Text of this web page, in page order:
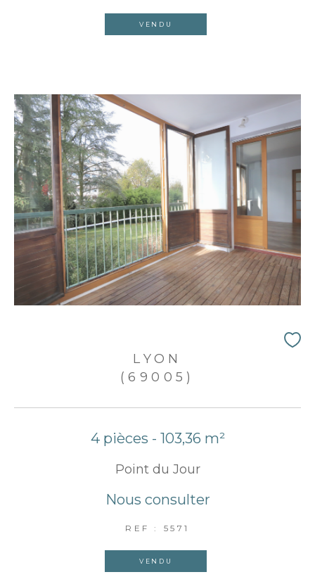
VENDU
LYON
(69005)
4 pièces - 103,36 m²
Point du Jour
Nous consulter
REF : 5571
VENDU